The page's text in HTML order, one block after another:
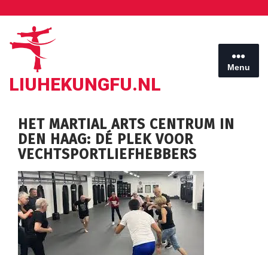
inhoud
LIUHEKUNGFU.NL
Menu
HET MARTIAL ARTS CENTRUM IN
DEN HAAG: DÉ PLEK VOOR
VECHTSPORTLIEFHEBBERS